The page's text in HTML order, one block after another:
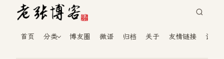
首页 分类 博友圈 微语 归档 关于 友情链接 读者